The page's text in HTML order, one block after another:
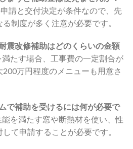
請と交付決定が条件なので、先
制度が多く注意が必要です。
震改修補助はどのくらいの金額
たす場合、工事費の一定割合が
万円程度のメニューも用意さ
で補助を受けるには何が必要で
を満たす窓や断熱材を使い、性
て申請することが必要です。